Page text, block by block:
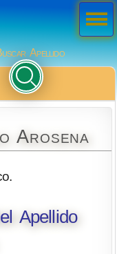
Apellido
Arosena
Apellido
Men
ú